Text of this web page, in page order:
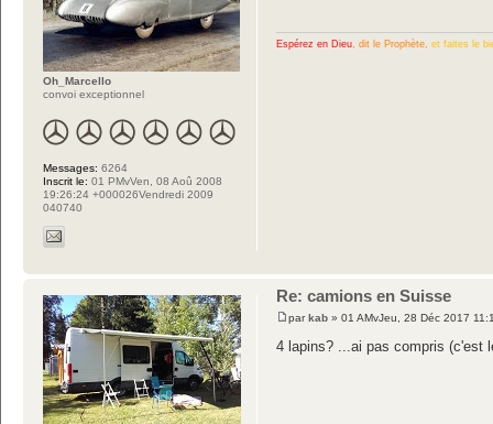
Espérez en Dieu , dit le Prophète, et faites le
Oh_Marcello
convoi exceptionnel
Messages: 6264
Inscrit le: 01 PMvVen, 08 Aoû 2008
19:26:24 +000026Vendredi 2009
040740
Re: camions en Suisse
parkab » 01 AMvJeu, 28 Déc 2017
4 lapins? ...ai pas compris (c'est